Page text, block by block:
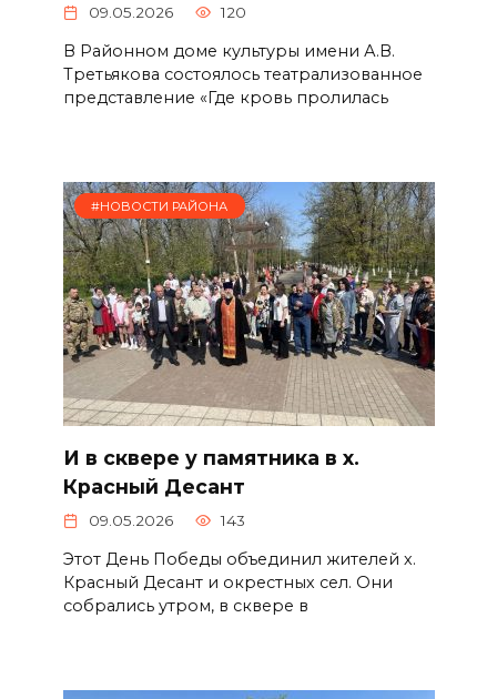
09.05.2026 120
В Районном доме культуры имени А.В.
Третьякова состоялось театрализованное
представление «Где кровь пролилась
#НОВОСТИ РАЙОНА
И в сквере у памятника в х.
Красный Десант
09.05.2026 143
Этот День Победы объединил жителей х.
Красный Десант и окрестных сел. Они
собрались утром, в сквере в